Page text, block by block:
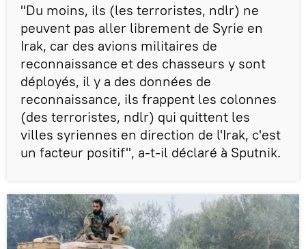
"Du moins, ils (les terroristes, ndlr) ne
peuvent pas aller librement de Syrie en
Irak, car des avions militaires de
reconnaissance et des chasseurs y sont
déployés, il y a des données de
reconnaissance, ils frappent les colonnes
(des terroristes, ndlr) qui quittent les
villes syriennes en direction de l'Irak, c'est
un facteur positif", a-t-il déclaré à Sputnik.